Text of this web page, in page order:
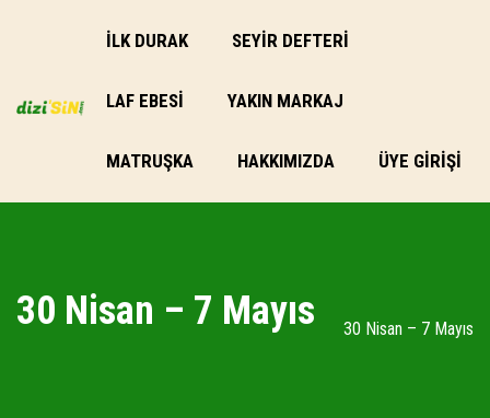
İLK DURAK SEYİR DEFTERİ
LAF EBESI YAKIN MARKAJ
MATRUŞKA HAKKIMIZDA ÜYE GIRIŞI
30 Nisan – 7 Mayıs 30 Nisan – 7 Mayıs